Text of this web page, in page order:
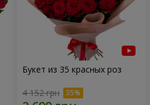
Букет из 35 красных роз
4 152 грн